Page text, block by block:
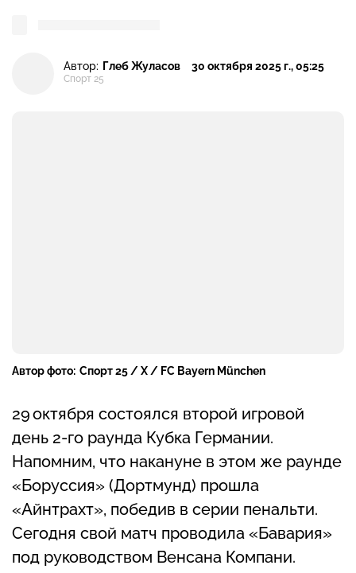
Автор: Глеб Жуласов
Спорт 25
30 октября 2025 г., 05:25
Автор фото: Спорт 25 / X / FC Bayern München
29 октября состоялся второй игровой
день 2‑го раунда Кубка Германии.
Напомним, что накануне в этом же раунде
«Боруссия» (Дортмунд) прошла
«Айнтрахт», победив в серии пенальти.
Сегодня свой матч проводила «Бавария»
под руководством Венсана Компани.